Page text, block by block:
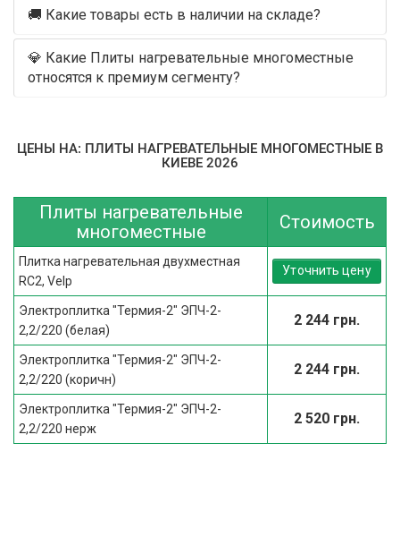
🚚 Какие товары есть в наличии на складе?
💎 Какие Плиты нагревательные многоместные
относятся к премиум сегменту?
ЦЕНЫ НА: ПЛИТЫ НАГРЕВАТЕЛЬНЫЕ МНОГОМЕСТНЫЕ В
КИЕВЕ 2026
Плиты нагревательные
многоместные
Стоимость
Плитка нагревательная двухместная
RC2, Velp
Уточнить цену
Электроплитка "Термия-2" ЭПЧ-2-
2,2/220 (белая)
2 244 грн.
Электроплитка "Термия-2" ЭПЧ-2-
2,2/220 (коричн)
2 244 грн.
Электроплитка "Термия-2" ЭПЧ-2-
2,2/220 нерж
2 520 грн.